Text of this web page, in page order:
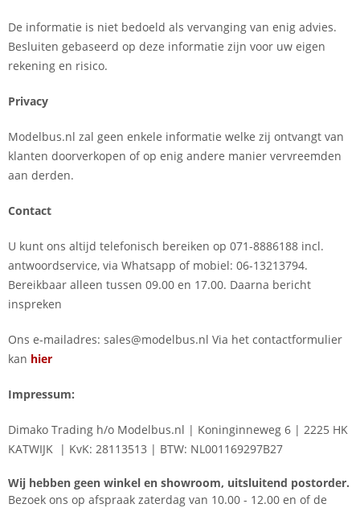
De informatie is niet bedoeld als vervanging van enig advies.
Besluiten gebaseerd op deze informatie zijn voor uw eigen
rekening en risico.
Privacy
Modelbus.nl zal geen enkele informatie welke zij ontvangt van
klanten doorverkopen of op enig andere manier vervreemden
aan derden.
Contact
U kunt ons altijd telefonisch bereiken op 071-8886188 incl.
antwoordservice, via Whatsapp of mobiel: 06-13213794.
Bereikbaar alleen tussen 09.00 en 17.00. Daarna bericht
inspreken
Ons e-mailadres: sales@modelbus.nl Via het contactformulier
kan hier
Impressum:
Dimako Trading h/o Modelbus.nl | Koninginneweg 6 | 2225 HK
KATWIJK | KvK: 28113513 | BTW: NL001169297B27
Wij hebben geen winkel en showroom, uitsluitend postorder.
Bezoek ons op afspraak zaterdag van 10.00 - 12.00 en of de